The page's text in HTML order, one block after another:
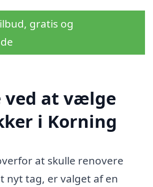
gratis og
ved at vælge
i Korning
at skulle renovere
nyt tag, er valget af en